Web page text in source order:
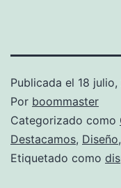
Publicada el 18 julio,
Por boommaster
Categorizado como
Destacamos, Diseño,
Etiquetado como